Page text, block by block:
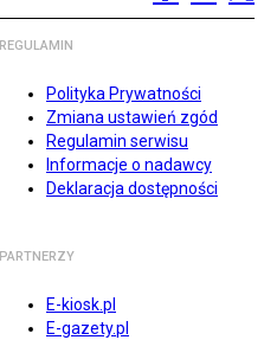
REGULAMIN
Polityka Prywatności
Zmiana ustawień zgód
Regulamin serwisu
Informacje o nadawcy
Deklaracja dostępności
PARTNERZY
E-kiosk.pl
E-gazety.pl